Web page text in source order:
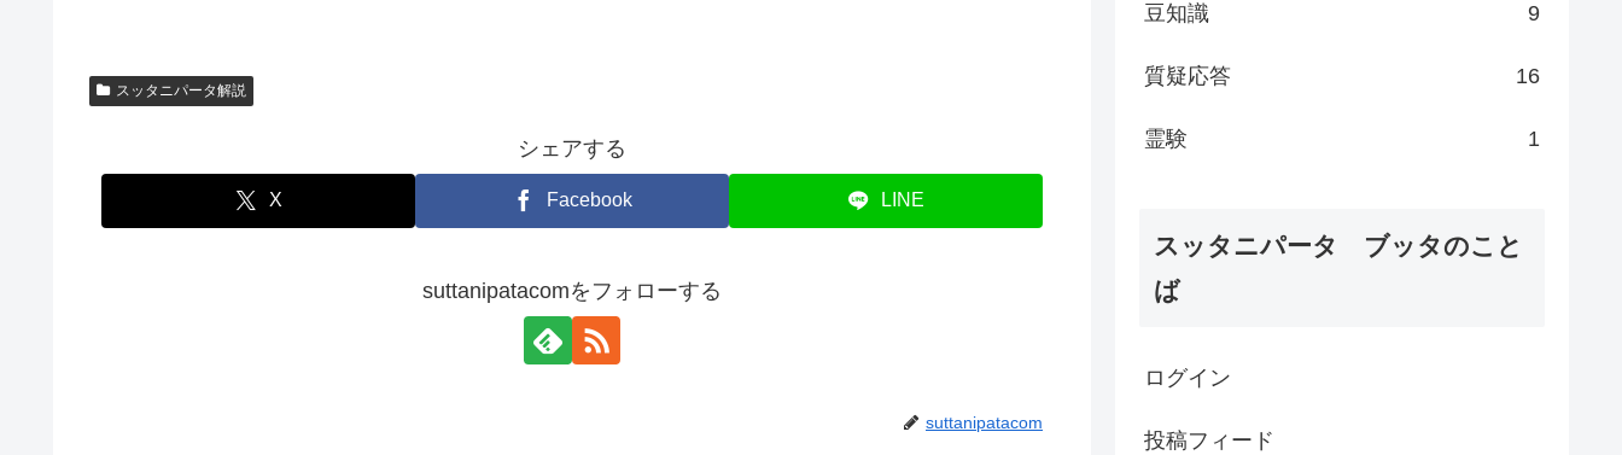
スッタニパータ解説
シェアする
X Facebook LINE
suttanipatacomをフォローする
suttanipatacom
豆知識 9
質疑応答 16
霊験 1
スッタニパータ ブッタのこと
ば
ログイン
投稿フィード